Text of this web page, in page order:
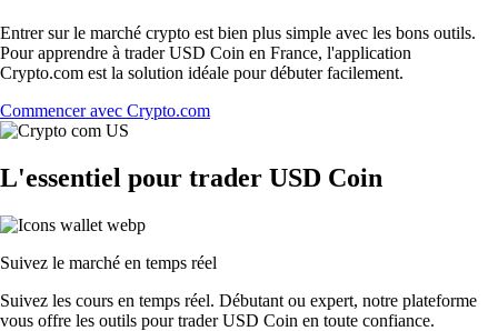
Entrer sur le marché crypto est bien plus simple avec les bons outils.
Pour apprendre à trader USD Coin en France, l'application
Crypto.com est la solution idéale pour débuter facilement.
Commencer avec Crypto.com
L'essentiel pour trader USD Coin
Suivez le marché en temps réel
Suivez les cours en temps réel. Débutant ou expert, notre plateforme
vous offre les outils pour trader USD Coin en toute confiance.